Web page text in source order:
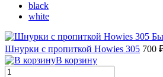
black
white
Шнурки с пропиткой Howies 305 700
В корзину